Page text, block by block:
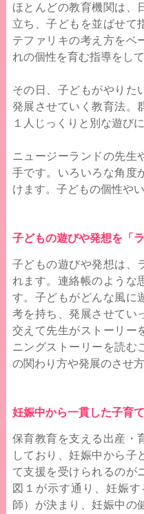
ほとんどの教育機関は、
立ち、子どもを並ばせて
テファリキの考え方をベ
れの個性を育む指導をして
その日、子どもがやりた
発展させていく教育法。
１人じっくりと別な遊び
ニュージーランドの先生
手です。いろいろな角度
けます。子どもの個性や
子どもの遊びや発想を「
子どもの遊びや発想は、
れます。連絡帳のような
す。子どもがどんな風に
考を持ち、発展させてい
交えて先生がストーリー
ニングストーリーを読む
の関わり方や発展のさせ
妊娠中から一貫した子育
保育教育を支える出産・
しており、妊娠中から子
て支援を受けられるのが
図１が示す通り、妊娠
師）が決まり、妊娠中の